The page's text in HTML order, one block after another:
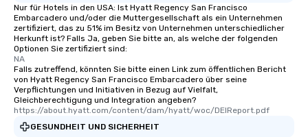
a way to try some of
in the city and dive
cuisines and dishes.
delight any palate. Tours Available
group experience,
Nur für Hotels in den USA: Ist Hyatt Regency San Francisco
Embarcadero und/oder die Muttergesellschaft als ein Unternehmen
zertifiziert, das zu 51% im Besitz von Unternehmen unterschiedlicher
Herkunft ist? Falls Ja, geben Sie bitte an, als welche der folgenden
Optionen Sie zertifiziert sind:
NA
Falls zutreffend, könnten Sie bitte einen Link zum öffentlichen Bericht
von Hyatt Regency San Francisco Embarcadero über seine
Verpflichtungen und Initiativen in Bezug auf Vielfalt,
Gleichberechtigung und Integration angeben?
https://about.hyatt.com/content/dam/hyatt/woc/DEIReport.pdf
GESUNDHEIT UND SICHERHEIT